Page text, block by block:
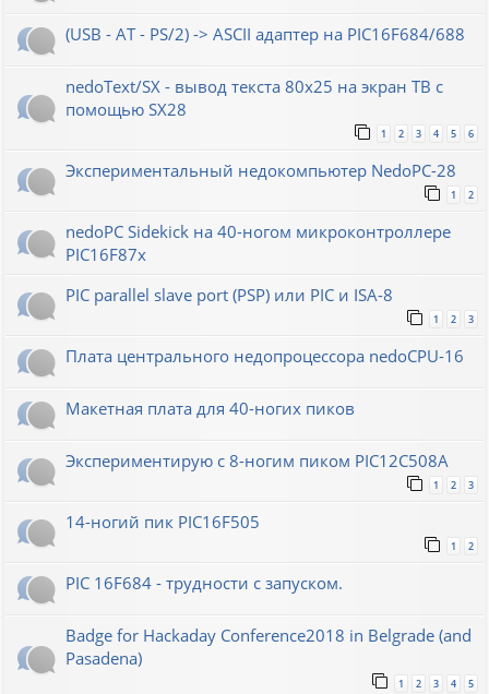
(USB - AT - PS/2) -> ASCII адаптер на PIC16F684/688
nedoText/SX - вывод текста 80x25 на экран ТВ с
помощью SX28
1 2 3 4 5 6
Экспериментальный недокомпьютер NedoPC-28
1 2
nedoPC Sidekick на 40-ногом микроконтроллере
PIC16F87x
PIC parallel slave port (PSP) или PIC и ISA-8
1 2 3
Плата центрального недопроцессора nedoCPU-16
Макетная плата для 40-ногих пиков
Экспериментирую с 8-ногим пиком PIC12C508A
1 2 3
14-ногий пик PIC16F505
1 2
PIC 16F684 - трудности с запуском.
Badge for Hackaday Conference2018 in Belgrade (and
Pasadena)
1 2 3 4 5